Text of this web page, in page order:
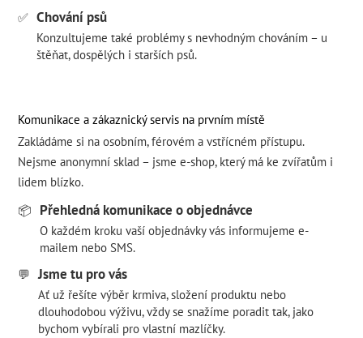
✅ Chování psů
Konzultujeme také problémy s nevhodným chováním – u
štěňat, dospělých i starších psů.
Komunikace a zákaznický servis na prvním místě
Zakládáme si na osobním, férovém a vstřícném přístupu.
Nejsme anonymní sklad – jsme e-shop, který má ke zvířatům i
lidem blízko.
📦
Přehledná komunikace o objednávce
O každém kroku vaší objednávky vás informujeme e-
mailem nebo SMS.
💬
Jsme tu pro vás
Ať už řešíte výběr krmiva, složení produktu nebo
dlouhodobou výživu, vždy se snažíme poradit tak, jako
bychom vybírali pro vlastní mazlíčky.